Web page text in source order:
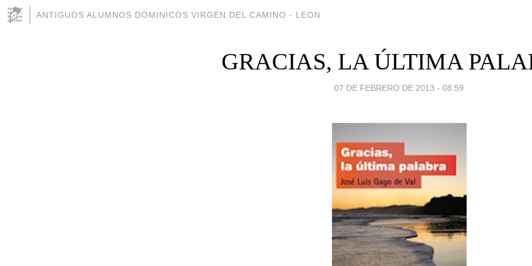
ANTIGUOS ALUMNOS DOMINICOS VIRGEN DEL CAMINO - LEON
GRACIAS, LA ÚLTIMA
07 DE FEBRERO DE 2013 - 08:59